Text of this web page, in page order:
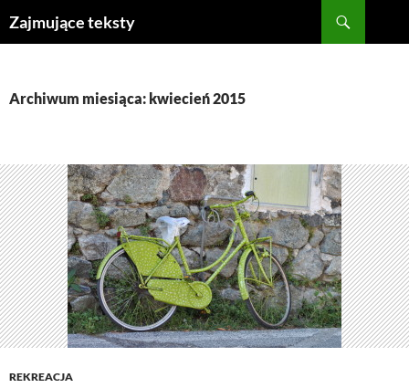
Zajmujące teksty
Archiwum miesiąca: kwiecień 2015
REKREACJA